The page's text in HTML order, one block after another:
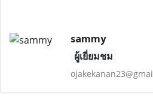
sammy
ผู้เยี่ยมชม